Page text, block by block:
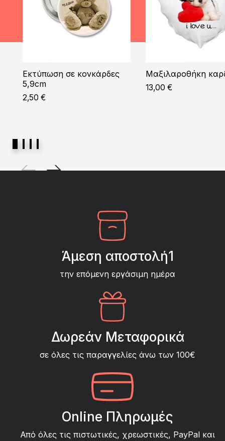
Εκτύπωση σε κονκάρδες
5,9cm
2,50 €
Μαξιλαροθήκη
13,00 €
Άμεση αποστολή1
την επόμενη εργάσιμη ημέρα
Δωρεάν Μεταφορικά
σε όλες τις παραγγελίες άνω των 100€
Online Πληρωμές
Από όλες τις πιστωτικές, χρεωστικές, PayPal και